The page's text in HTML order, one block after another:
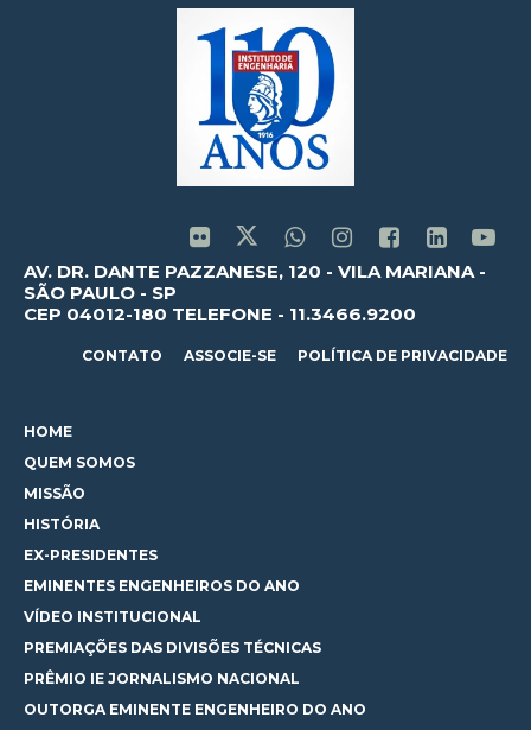
AV. DR. DANTE PAZZANESE, 120 - VILA MARIANA -
SÃO PAULO - SP
CEP 04012-180 TELEFONE - 11.3466.9200
CONTATO ASSOCIE-SE POLÍTICA DE PRIVACIDADE
HOME
QUEM SOMOS
MISSÃO
HISTÓRIA
EX-PRESIDENTES
EMINENTES ENGENHEIROS DO ANO
VÍDEO INSTITUCIONAL
PREMIAÇÕES DAS DIVISÕES TÉCNICAS
PRÊMIO IE JORNALISMO NACIONAL
OUTORGA EMINENTE ENGENHEIRO DO ANO